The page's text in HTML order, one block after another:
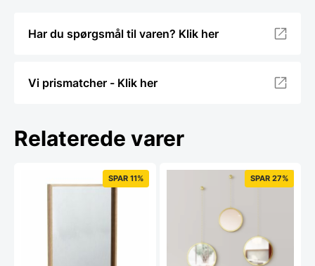
Har du spørgsmål til varen? Klik her
Vi prismatcher - Klik her
Relaterede varer
SPAR 11% SPAR 27%